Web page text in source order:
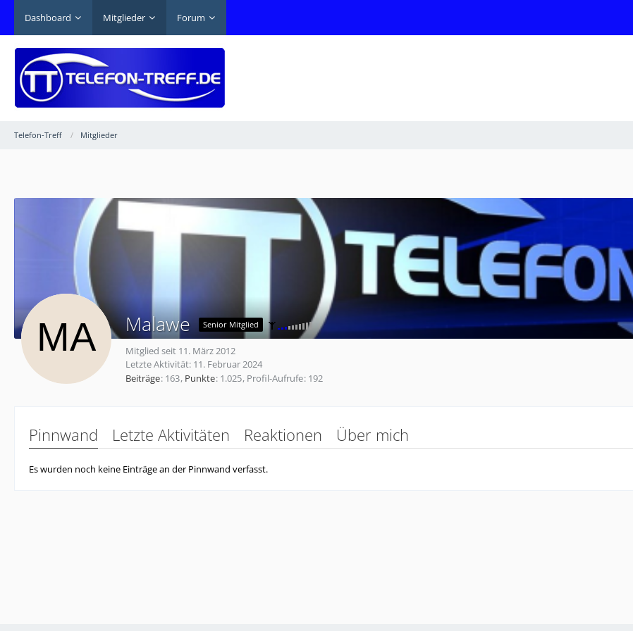
Dashboard Mitglieder Forum
Telefon-Treff Mitglieder
Malawe Senior Mitglied
Mitglied seit 11. März 2012
Letzte Aktivität: 11. Februar 2024
Beiträge 163 Punkte 1.025 Profil-Aufrufe 192
Pinnwand Letzte Aktivitäten Reaktionen Über mich
Es wurden noch keine Einträge an der Pinnwand verfasst.